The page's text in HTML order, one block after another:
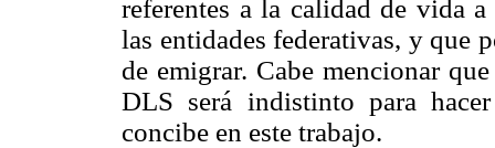
referentes a la calidad de vida
las entidades federativas, y que
de emigrar. Cabe mencionar
DLS será indistinto para
concibe en este trabajo.